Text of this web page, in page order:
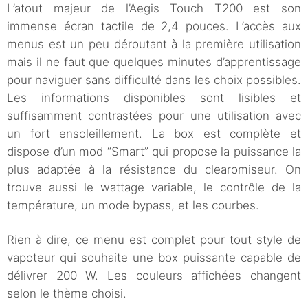
L’atout majeur de l’Aegis Touch T200 est son
immense écran tactile de 2,4 pouces. L’accès aux
menus est un peu déroutant à la première utilisation
mais il ne faut que quelques minutes d’apprentissage
pour naviguer sans difficulté dans les choix possibles.
Les informations disponibles sont lisibles et
suffisamment contrastées pour une utilisation avec
un fort ensoleillement. La box est complète et
dispose d’un mod “Smart” qui propose la puissance la
plus adaptée à la résistance du clearomiseur. On
trouve aussi le wattage variable, le contrôle de la
température, un mode bypass, et les courbes.
Rien à dire, ce menu est complet pour tout style de
vapoteur qui souhaite une box puissante capable de
délivrer 200 W. Les couleurs affichées changent
selon le thème choisi.